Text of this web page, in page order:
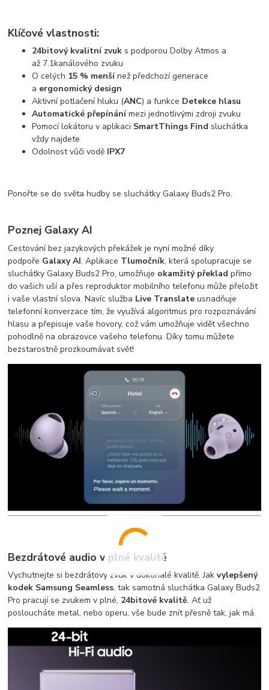
Klíčové vlastnosti:
24bitový kvalitní zvuk s podporou Dolby Atmos a
až 7.1kanálového zvuku
O celých 15 % menšínež předchozí generace
a ergonomický design
Aktivní potlačení hluku (ANC) a funkce Detekce hlasu
Automatické přepínánímezi jednotlivými zdroji zvuku
Pomocí lokátoru v aplikaci SmartThings Find sluchátka
vždy najdete
Odolnost vůči vodě IPX7
Ponořte se do světa hudby se sluchátky Galaxy Buds2 Pro.
Poznej Galaxy AI
Cestování bez jazykových překážek je nyní možné díky
podpoře Galaxy AI. Aplikace Tlumočník, která spolupracuje se
sluchátky Galaxy Buds2 Pro, umožňuje okamžitý překlad přímo
do vašich uší a přes reproduktor mobilního telefonu může přeložit
i vaše vlastní slova. Navíc služba Live Translate usnadňuje
telefonní konverzace tím, že využívá algoritmus pro rozpoznávání
hlasu a přepisuje vaše hovory, což vám umožňuje vidět všechno
pohodlně na obrazovce vašeho telefonu. Díky tomu můžete
bezstarostně prozkoumávat svět!
Bezdrátové audio v plné kvalitě
Vychutnejte si bezdrátový zvuk v dokonalé kvalitě. Jakvylepšený
kodek Samsung Seamless, tak samotná sluchátka Galaxy Buds2
Pro pracují se zvukem v plné, 24bitové kvalitě. Ať už
posloucháte metal, nebo operu, vše bude znít přesně tak, jak má.